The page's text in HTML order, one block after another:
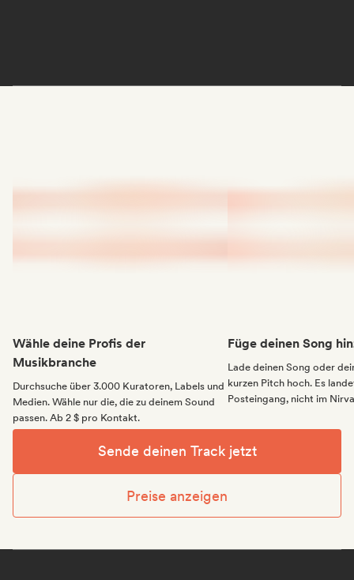
Wähle deine Profis der
Musikbranche
Durchsuche über 3.000 Kuratoren, Labels und
Medien. Wähle nur die, die zu deinem Sound
passen. Ab 2 $ pro Kontakt.
Füge deinen Song
Lade deinen Song oder
kurzen Pitch hoch. Es
Posteingang, nicht im
Sende deinen Track jetzt
Preise anzeigen